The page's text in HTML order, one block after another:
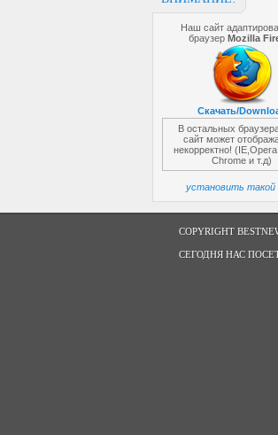
Наш сайт
браузер Mozilla
Скачать/
В остальных
сайт может
некорректно!
Chrome и т.д)
установить такой
COPYRIGHT
СЕГОДНЯ НАС